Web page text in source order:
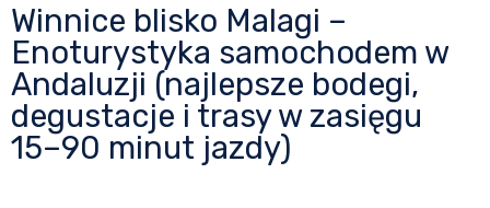
Winnice blisko Malagi –
Enoturystyka samochodem w
Andaluzji (najlepsze bodegi,
degustacje i trasy w zasięgu
15–90 minut jazdy)